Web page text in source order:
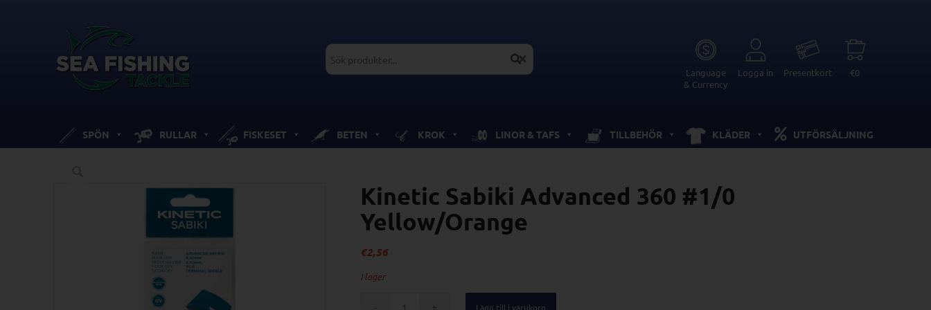
Language
& Currency
Logga in Presentkort €0
SPÖN RULLAR FISKESET BETEN KROK LINOR & TAFS TILLBEHÖR KLÄDER UTFÖRSÄLJNING
Kinetic Sabiki Advanced 360 #1/0
Yellow/Orange
€2,56
I lager
Lägg till i varukorg